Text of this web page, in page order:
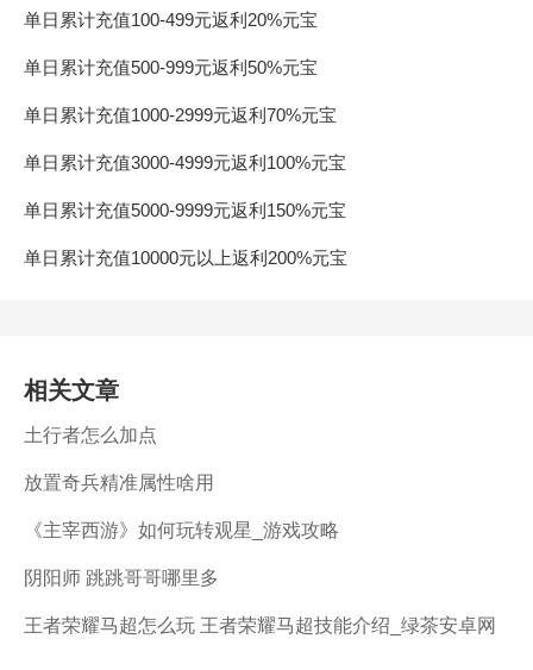
单日累计充值100-499元返利20%元宝
单日累计充值500-999元返利50%元宝
单日累计充值1000-2999元返利70%元宝
单日累计充值3000-4999元返利100%元宝
单日累计充值5000-9999元返利150%元宝
单日累计充值10000元以上返利200%元宝
相关文章
土行者怎么加点
放置奇兵精准属性啥用
《主宰西游》如何玩转观星_游戏攻略
阴阳师 跳跳哥哥哪里多
王者荣耀马超怎么玩 王者荣耀马超技能介绍_绿茶安卓网